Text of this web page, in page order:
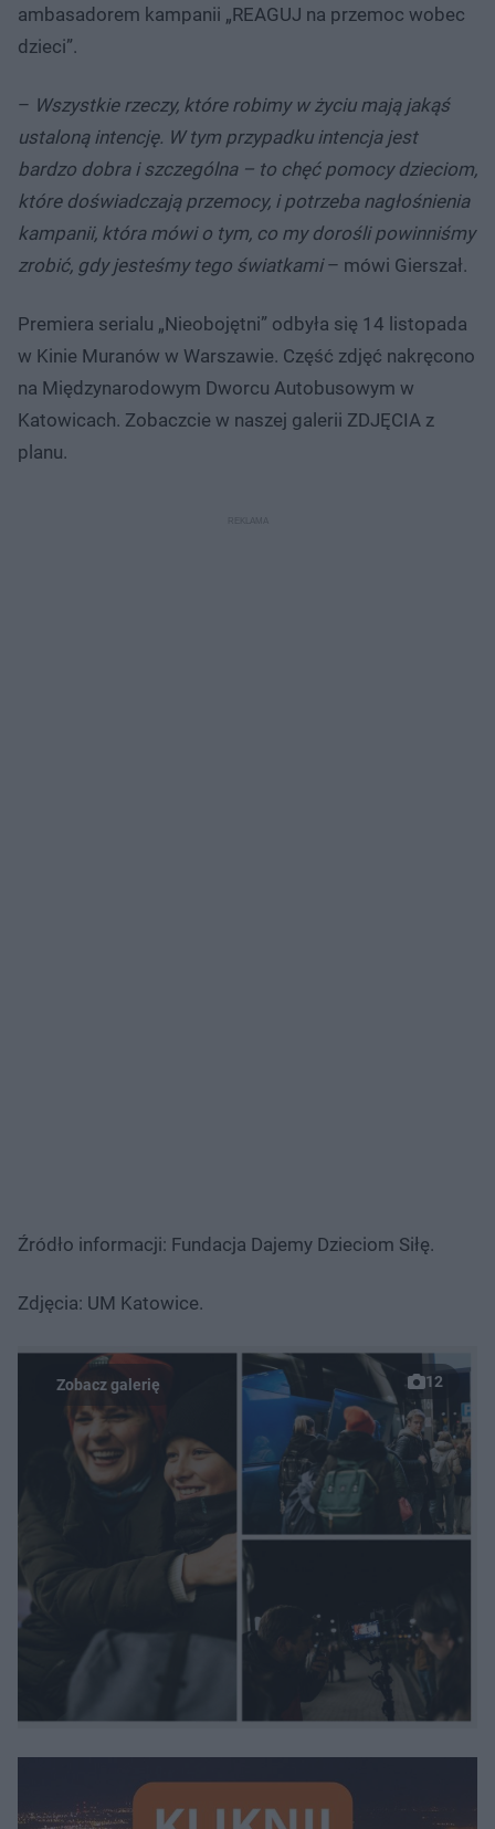
ambasadorem kampanii „REAGUJ na przemoc wobec
dzieci”.
– Wszystkie rzeczy, które robimy w życiu mają jakąś
ustaloną intencję. W tym przypadku intencja jest
bardzo dobra i szczególna – to chęć pomocy dzieciom,
które doświadczają przemocy, i potrzeba nagłośnienia
kampanii, która mówi o tym, co my dorośli powinniśmy
zrobić, gdy jesteśmy tego światkami– mówi Gierszał.
Premiera serialu „Nieobojętni” odbyła się 14 listopada
w Kinie Muranów w Warszawie. Część zdjęć nakręcono
na Międzynarodowym Dworcu Autobusowym w
Katowicach. Zobaczcie w naszej galerii ZDJĘCIA z
planu.
Źródło informacji: Fundacja Dajemy Dzieciom Siłę.
Zdjęcia: UM Katowice.
12